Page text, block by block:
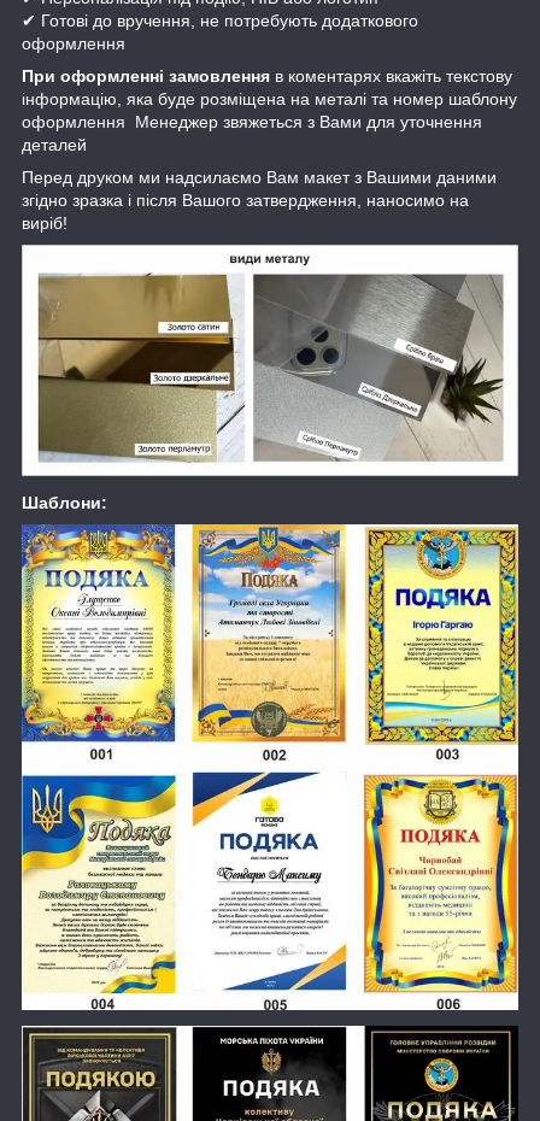
✔ Готові до вручення, не потребують додаткового
оформлення
При оформленні замовлення в коментарях вкажіть текстову
інформацію, яка буде розміщена на металі та номер шаблону
оформлення Менеджер звяжеться з Вами для уточнення
деталей
Перед друком ми надсилаємо Вам макет з Вашими даними
згідно зразка і після Вашого затвердження, наносимо на
виріб!
Шаблони: